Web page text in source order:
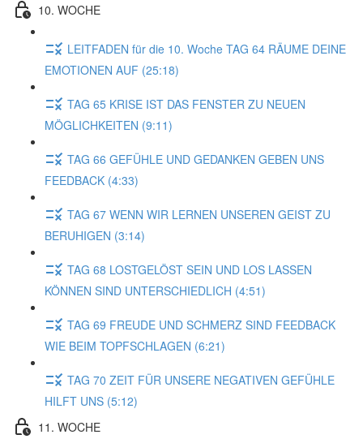
10. WOCHE
LEITFADEN für die 10. Woche TAG 64 RÄUME DEINE
EMOTIONEN AUF (25:18)
TAG 65 KRISE IST DAS FENSTER ZU NEUEN
MÖGLICHKEITEN (9:11)
TAG 66 GEFÜHLE UND GEDANKEN GEBEN UNS
FEEDBACK (4:33)
TAG 67 WENN WIR LERNEN UNSEREN GEIST ZU
BERUHIGEN (3:14)
TAG 68 LOSTGELÖST SEIN UND LOS LASSEN
KÖNNEN SIND UNTERSCHIEDLICH (4:51)
TAG 69 FREUDE UND SCHMERZ SIND FEEDBACK
WIE BEIM TOPFSCHLAGEN (6:21)
TAG 70 ZEIT FÜR UNSERE NEGATIVEN GEFÜHLE
HILFT UNS (5:12)
11. WOCHE